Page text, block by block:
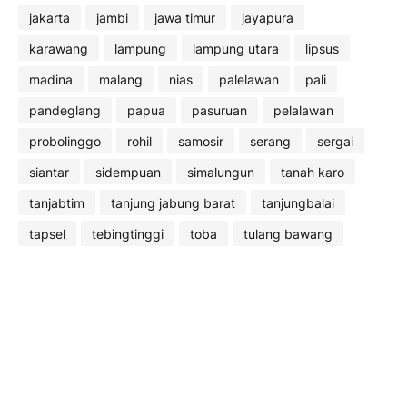
jakarta
jambi jawa timur
jayapura
karawang
lampung lampung utara
lipsus
madina
malang nias palelawan
pali
pandeglang
papua pasuruan
pelalawan
probolinggo
rohil samosir serang
sergai
siantar
sidempuan simalungun
tanah karo
tanjabtim
tanjung jabung barat
tanjungbalai
tapsel
tebingtinggi toba tulang bawang